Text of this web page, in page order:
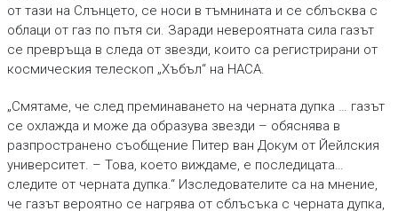
от тази на Слънцето, се носи в тъмнината и се сблъсква с
облаци от газ по пътя си. Заради невероятната сила газът
се превръща в следа от звезди, които са регистрирани от
космическия телескоп „Хъбъл“ на НАСА.
„Смятаме, че след преминаването на черната дупка … газът
се охлажда и може да образува звезди – обяснява в
разпространено съобщение Питер ван Докум от Йейлския
университет. – Това, което виждаме, е последицата…
следите от черната дупка.“ Изследователите са на мнение,
че газът вероятно се нагрява от сблъсъка с черната дупка,